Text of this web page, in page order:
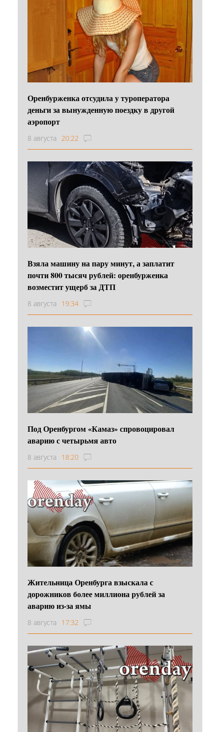
Оренбурженка отсудила у туроператора
деньги за вынужденную поездку в другой
аэропорт
8 августа 20:22
Взяла машину на пару минут, а заплатит
почти 800 тысяч рублей: оренбурженка
возместит ущерб за ДТП
8 августа 19:34
Под Оренбургом «Камаз» спровоцировал
аварию с четырьмя авто
8 августа 18:20
Жительница Оренбурга взыскала с
дорожников более миллиона рублей за
аварию из-за ямы
8 августа 17:32